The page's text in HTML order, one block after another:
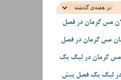
مس کرمان در فصل
مس کرمان در فصل
مس کرمان در لیگ یک
در لیگ یک فصل پیش